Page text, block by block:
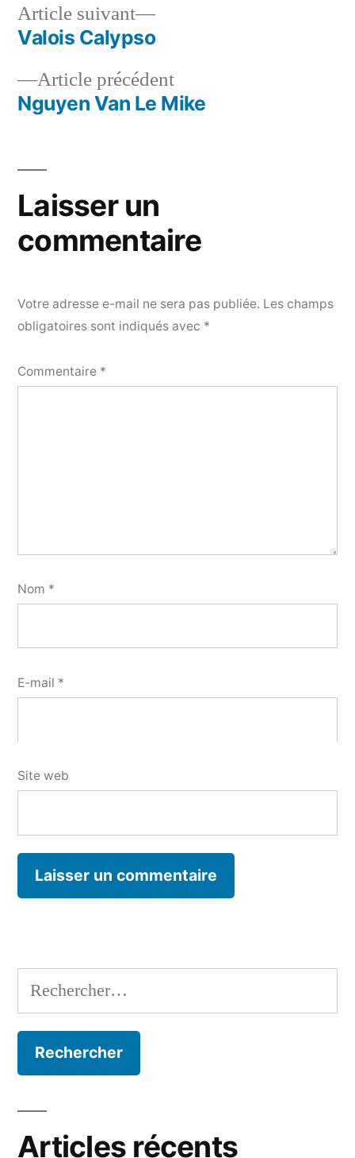
Navigation
de
l’article
Article précédentArticle
précédent :
Nguyen Van Le Mike
Article suivant
Article
suivant :
Valois Calypso
Laisser un
commentaire
Votre adresse e-mail ne sera pas publiée. Les champs
obligatoires sont indiqués avec *
Commentaire *
Nom *
E-mail *
Site web
Rechercher :
Articles récents